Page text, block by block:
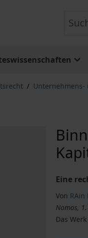
/ Unternehmens-
Eine
Von RAin
Nomos,
Das